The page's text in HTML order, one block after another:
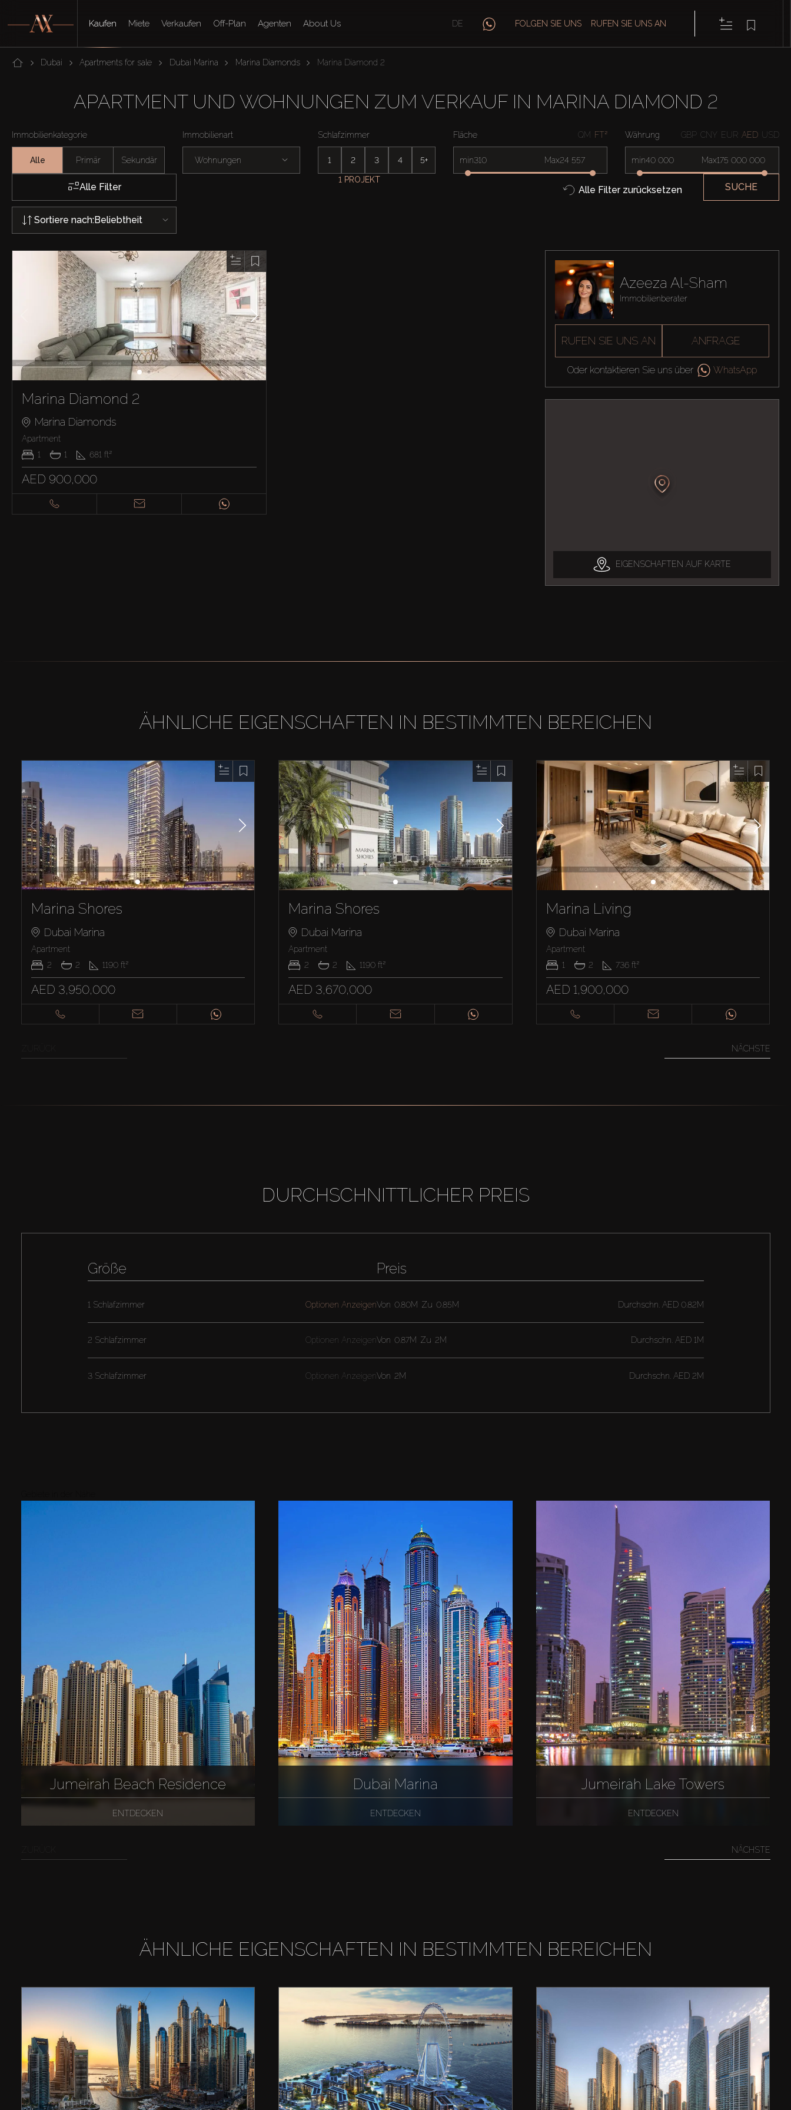
Kaufen Miete Verkaufen Off-Plan Agenten About Us DE FOLGEN SIE UNS RUFEN SIE UNS AN
Dubai Apartments for sale Dubai Marina Marina Diamonds Marina Diamond 2
APARTMENT UND WOHNUNGEN ZUM VERKAUF IN MARINA DIAMOND 2
Immobilienkategorie
Alle Primär Sekundär
Immobilienart
Wohnungen
Schlafzimmer
1 2 3 4 5+
Fläche QM FT²
min Max
Währung GBP CNY EUR AED USD
min Max
Alle Filter
1 PROJEKT
Alle Filter zurücksetzen SUCHE
Sortiere nach:Beliebtheit
Marina Diamond 2
Marina Diamonds
Apartment
1
1 681 ft²
AED 900,000
Azeeza Al-Sham
Immobilienberater
RUFEN SIE UNS AN ANFRAGE
Oder kontaktieren Sie uns über WhatsApp
EIGENSCHAFTEN AUF KARTE
ÄHNLICHE EIGENSCHAFTEN IN BESTIMMTEN BEREICHEN
Marina Shores
Dubai Marina
Apartment
2
2 1190 ft²
AED 3,950,000
Marina Shores
Dubai Marina
Apartment
2
2 1190ft²
AED 3,670,000
Marina Living
Dubai Marina
Apartment
1
2 736 ft²
AED 1,900,000
NÄCHSTE
DURCHSCHNITTLICHER PREIS
Größe
1 Schlafzimmer Optionen Anzeigen
2 Schlafzimmer Optionen Anzeigen
3 Schlafzimmer Optionen Anzeigen
Preis
Von 0.80M Zu 0.85M Durchschn.AED 0.82M
Von 0.87M Zu 2M Durchschn.AED 1M
Von 2M Durchschn. AED 2M
Jumeirah Beach Residence
ENTDECKEN
Dubai Marina
ENTDECKEN
Jumeirah Lake Towers
ENTDECKEN
NÄCHSTE
ÄHNLICHE EIGENSCHAFTEN IN BESTIMMTEN BEREICHEN